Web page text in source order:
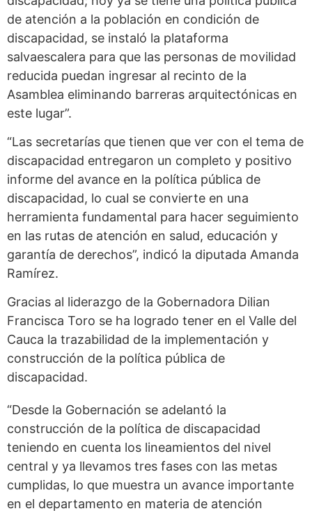
de atención a la población en condición de
discapacidad, se instaló la plataforma
salvaescalera para que las personas de movilidad
reducida puedan ingresar al recinto de la
Asamblea eliminando barreras arquitectónicas en
este lugar”.
“Las secretarías que tienen que ver con el tema de
discapacidad entregaron un completo y positivo
informe del avance en la política pública de
discapacidad, lo cual se convierte en una
herramienta fundamental para hacer seguimiento
en las rutas de atención en salud, educación y
garantía de derechos”, indicó la diputada Amanda
Ramírez.
Gracias al liderazgo de la Gobernadora Dilian
Francisca Toro se ha logrado tener en el Valle del
Cauca la trazabilidad de la implementación y
construcción de la política pública de
discapacidad.
“Desde la Gobernación se adelantó la
construcción de la política de discapacidad
teniendo en cuenta los lineamientos del nivel
central y ya llevamos tres fases con las metas
cumplidas, lo que muestra un avance importante
en el departamento en materia de atención